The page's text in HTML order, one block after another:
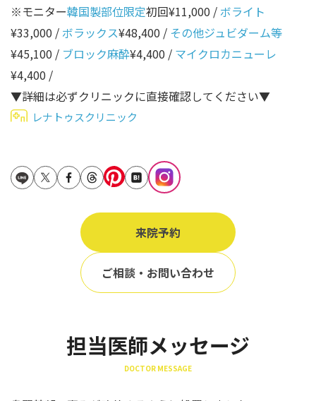
唇
口角
顎
首
立ち耳
Age
年代から探す
10代
20代
50代
70代
80代
90代
地域から探す
東京
※モニター韓国製部位限定初回¥11,000 / ボライト
¥33,000 / ボラックス¥48,400 / その他ジュビダーム等
¥45,100 / ブロック麻酔¥4,400 / マイクロカニューレ
¥4,400 /
▼詳細は必ずクリニックに直接確認してください▼
レナトゥスクリニック
来院予約
ご相談・お問い合わせ
担当医師メッセージ
DOCTOR MESSAGE